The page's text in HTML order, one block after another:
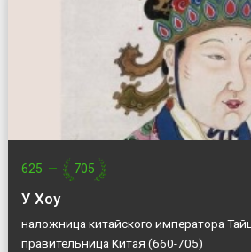
625 — 705
У Хоу
наложница китайского императора
правительница Китая (660-705)